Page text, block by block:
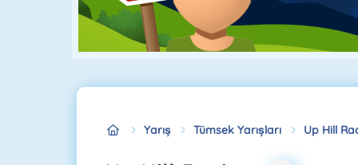
Yarış Tümsek Yarışları Up Hill